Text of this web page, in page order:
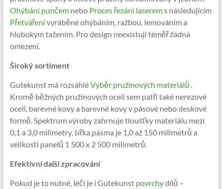
Ohýbání punčemneboProces řezání laserems následujícím
Přetvářenívyráběné ohýbáním, ražbou, lemováním a
hlubokým tažením. Pro design neexistují téměř žádná
omezení.
Široký sortiment
Gutekunst má rozsáhléVýběr pružinových materiálů .
Kromě běžných pružinových ocelí sem patří také nerezové
oceli, barevné kovy a barevné kovy v pásové nebo deskové
formě. Spektrum výroby zahrnuje tloušťky materiálu mezi
0,1 a 3,0 milimetry, šířka pásma je 1,0 až 150 milimetrů a
velikosti panelů 1 500 x 2 500 milimetrů.
Efektivní další zpracování
Pokud je to nutné, léčí je i Gutekunstpovrchydílů –